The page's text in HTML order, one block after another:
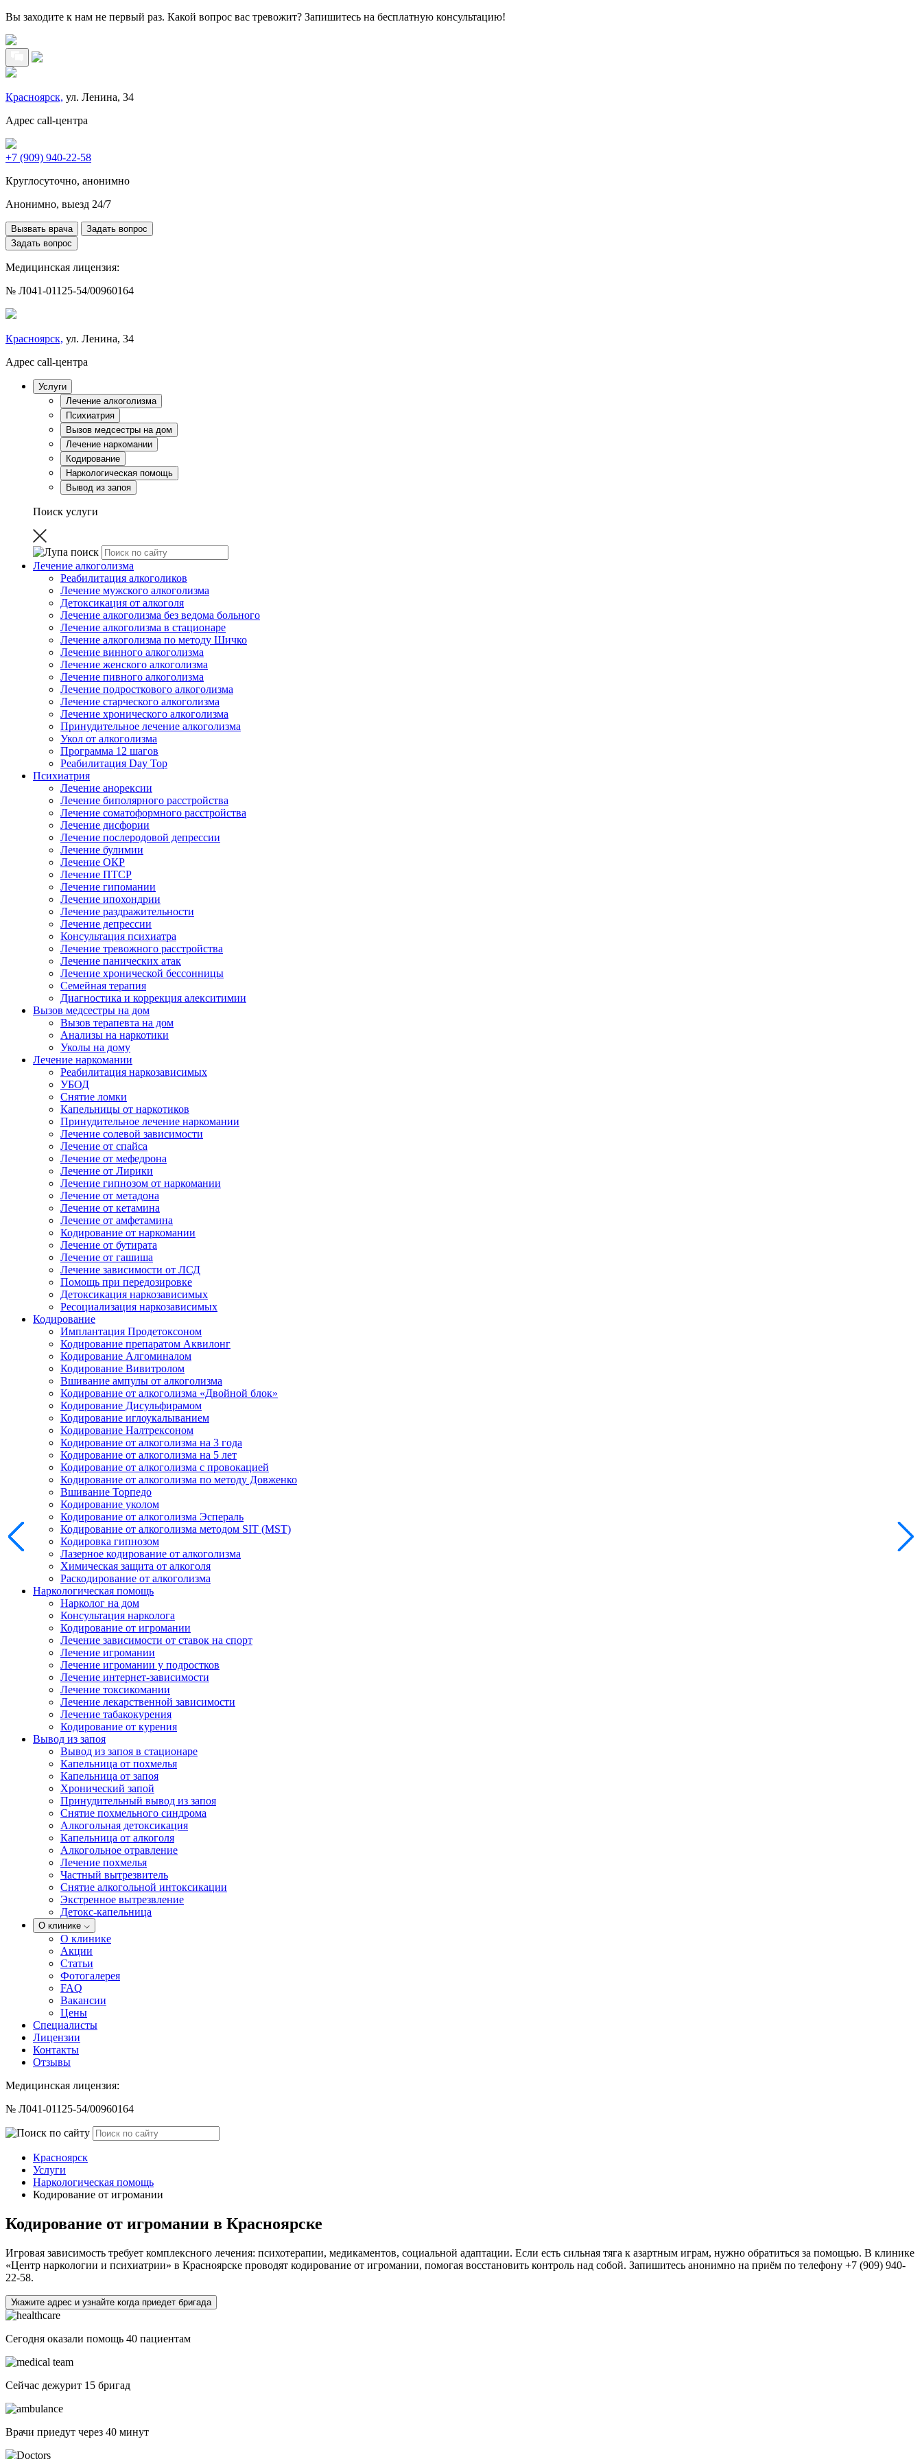
Вы заходите к нам не первый раз. Какой вопрос вас тревожит? Запишитесь на бесплатную консультацию!
Красноярск, ул. Ленина, 34
Адрес call-центра
+7 (909) 940-22-58
Круглосуточно, анонимно
Анонимно, выезд 24/7
Вызвать врача
Задать вопрос
Задать вопрос
Медицинская лицензия:
№ Л041-01125-54/00960164
Красноярск, ул. Ленина, 34
Адрес call-центра
Услуги
Лечение алкоголизма
Психиатрия
Вызов медсестры на дом
Лечение наркомании
Кодирование
Наркологическая помощь
Вывод из запоя
Поиск услуги
Лечение алкоголизма
Реабилитация алкоголиков
Лечение мужского алкоголизма
Детоксикация от алкоголя
Лечение алкоголизма без ведома больного
Лечение алкоголизма в стационаре
Лечение алкоголизма по методу Шичко
Лечение винного алкоголизма
Лечение женского алкоголизма
Лечение пивного алкоголизма
Лечение подросткового алкоголизма
Лечение старческого алкоголизма
Лечение хронического алкоголизма
Принудительное лечение алкоголизма
Укол от алкоголизма
Программа 12 шагов
Реабилитация Day Top
Психиатрия
Лечение анорексии
Лечение биполярного расстройства
Лечение соматоформного расстройства
Лечение дисфории
Лечение послеродовой депрессии
Лечение булимии
Лечение ОКР
Лечение ПТСР
Лечение гипомании
Лечение ипохондрии
Лечение раздражительности
Лечение депрессии
Консультация психиатра
Лечение тревожного расстройства
Лечение панических атак
Лечение хронической бессонницы
Семейная терапия
Диагностика и коррекция алекситимии
Вызов медсестры на дом
Вызов терапевта на дом
Анализы на наркотики
Уколы на дому
Лечение наркомании
Реабилитация наркозависимых
УБОД
Снятие ломки
Капельницы от наркотиков
Принудительное лечение наркомании
Лечение солевой зависимости
Лечение от спайса
Лечение от мефедрона
Лечение от Лирики
Лечение гипнозом от наркомании
Лечение от метадона
Лечение от кетамина
Лечение от амфетамина
Кодирование от наркомании
Лечение от бутирата
Лечение от гашиша
Лечение зависимости от ЛСД
Помощь при передозировке
Детоксикация наркозависимых
Ресоциализация наркозависимых
Кодирование
Имплантация Продетоксоном
Кодирование препаратом Аквилонг
Кодирование Алгоминалом
Кодирование Вивитролом
Вшивание ампулы от алкоголизма
Кодирование от алкоголизма «Двойной блок»
Кодирование Дисульфирамом
Кодирование иглоукалыванием
Кодирование Налтрексоном
Кодирование от алкоголизма на 3 года
Кодирование от алкоголизма на 5 лет
Кодирование от алкоголизма с провокацией
Кодирование от алкоголизма по методу Довженко
Вшивание Торпедо
Кодирование уколом
Кодирование от алкоголизма Эспераль
Кодирование от алкоголизма методом SIT (MST)
Кодировка гипнозом
Лазерное кодирование от алкоголизма
Химическая защита от алкоголя
Раскодирование от алкоголизма
Наркологическая помощь
Нарколог на дом
Консультация нарколога
Кодирование от игромании
Лечение зависимости от ставок на спорт
Лечение игромании
Лечение игромании у подростков
Лечение интернет-зависимости
Лечение токсикомании
Лечение лекарственной зависимости
Лечение табакокурения
Кодирование от курения
Вывод из запоя
Вывод из запоя в стационаре
Капельница от похмелья
Капельница от запоя
Хронический запой
Принудительный вывод из запоя
Снятие похмельного синдрома
Алкогольная детоксикация
Капельница от алкоголя
Алкогольное отравление
Лечение похмелья
Частный вытрезвитель
Снятие алкогольной интоксикации
Экстренное вытрезвление
Детокс-капельница
О клинике
О клинике
Акции
Статьи
Фотогалерея
FAQ
Вакансии
Цены
Специалисты
Лицензии
Контакты
Отзывы
Медицинская лицензия:
№ Л041-01125-54/00960164
Красноярск
Услуги
Наркологическая помощь
Кодирование от игромании
Кодирование от игромании в Красноярске
Игровая зависимость требует комплексного лечения: психотерапии, медикаментов, социальной адаптации. Если есть сильная тяга к азартным играм, нужно обратиться за помощью. В клинике
«Центр наркологии и психиатрии» в Красноярске проводят кодирование от игромании, помогая восстановить контроль над собой. Запишитесь анонимно на приём по телефону +7 (909) 940-
22-58.
Укажите адрес и узнайте когда приедет бригада
Сегодня оказали помощь 40 пациентам
Сейчас дежурит 15 бригад
Врачи приедут через 40 минут